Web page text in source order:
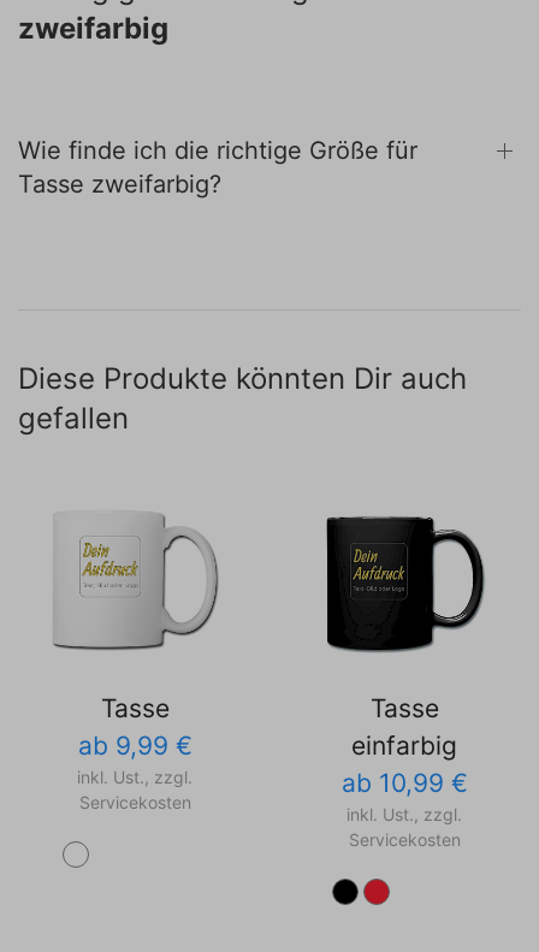
zweifarbig
Wie finde ich die richtige Größe für
Tasse zweifarbig?
Diese Produkte könnten Dir auch
gefallen
Tasse
ab 9,99 €
inkl. Ust., zzgl.
Servicekosten
Tasse
einfarbig
ab 10,99 €
inkl. Ust., zzgl.
Servicekosten